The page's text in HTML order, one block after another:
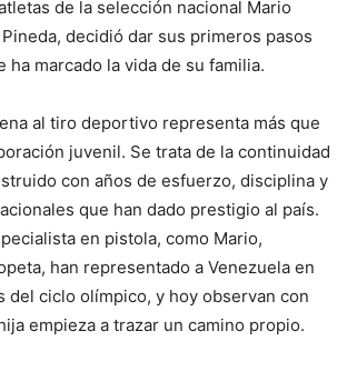
de la selección nacional Mario
decidió dar sus primeros pasos
ha marcado la vida de su familia.
al tiro deportivo representa más que
juvenil. Se trata de la continuidad
con años de esfuerzo, disciplina y
que han dado prestigio al país.
en pistola, como Mario,
han representado a Venezuela en
del ciclo olímpico, y hoy observan con
empieza a trazar un camino propio.